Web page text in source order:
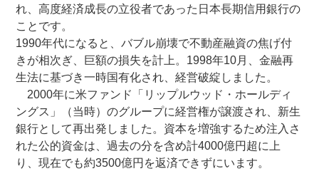
れ、高度経済成長の立役者であった日本長期信用銀行の
ことです。
1990年代になると、バブル崩壊で不動産融資の焦げ付
きが相次ぎ、巨額の損失を計上。1998年10月、金融再
生法に基づき一時国有化され、経営破綻しました。
2000年に米ファンド「リップルウッド・ホールディ
ングス」（当時）のグループに経営権が譲渡され、新生
銀行として再出発しました。資本を増強するため注入さ
れた公的資金は、過去の分を含め計4000億円超に上
り、現在でも約3500億円を返済できずにいます。